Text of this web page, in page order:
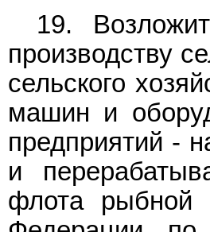
19.
производству
сельского
машин и
предприятий -
и
флота рыбной